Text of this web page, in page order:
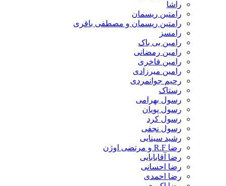
رامتین ریسمان
رامتین ریسمان و مصطفی باقری
رامسز
رامین بی باک
رامین رمضانی
رامین فاخری
رامین میرزادی
رحیم جوانمردی
رستاک
رسول بهرامی
رسول پویان
رسول کرد
رسول نجفی
رشید سینایی
رضا آقابابایی
رضا احسانی
رضا احمدی